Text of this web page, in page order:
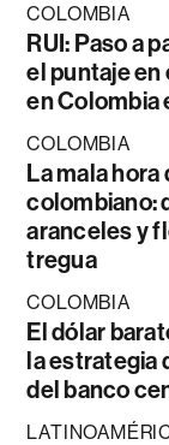
COLOMBIA
RUI: Paso a
el puntaje en
en Colombia
COLOMBIA
La mala
colombiano:
aranceles y
tregua
COLOMBIA
El dólar
la estrategia
del banco